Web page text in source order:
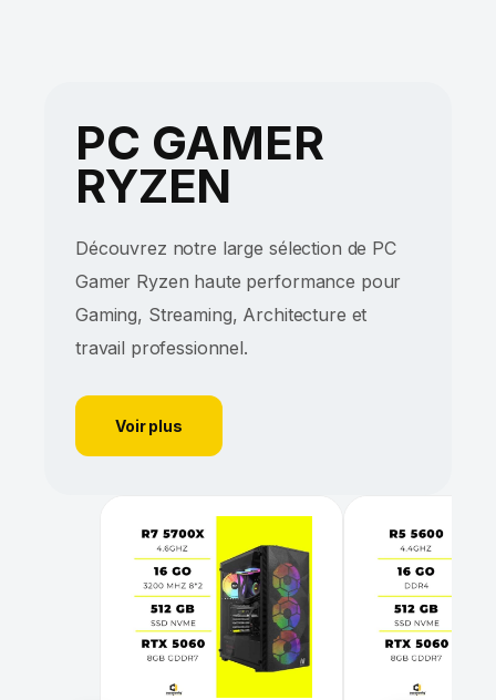
PC GAMER
RYZEN
Découvrez notre large sélection de PC
Gamer Ryzen haute performance pour
Gaming, Streaming, Architecture et
travail professionnel.
Voir plus